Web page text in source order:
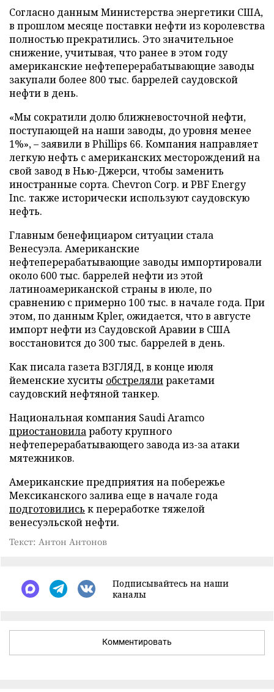
Согласно данным Министерства энергетики США,
в прошлом месяце поставки нефти из королевства
полностью прекратились. Это значительное
снижение, учитывая, что ранее в этом году
американские нефтеперерабатывающие заводы
закупали более 800 тыс. баррелей саудовской
нефти в день.
«Мы сократили долю ближневосточной нефти,
поступающей на наши заводы, до уровня менее
1%», – заявили в Phillips 66. Компания направляет
легкую нефть с американских месторождений на
свой завод в Нью-Джерси, чтобы заменить
иностранные сорта. Chevron Corp. и PBF Energy
Inc. также исторически используют саудовскую
нефть.
Главным бенефициаром ситуации стала
Венесуэла. Американские
нефтеперерабатывающие заводы импортировали
около 600 тыс. баррелей нефти из этой
латиноамериканской страны в июле, по
сравнению с примерно 100 тыс. в начале года. При
этом, по данным Kpler, ожидается, что в августе
импорт нефти из Саудовской Аравии в США
восстановится до 300 тыс. баррелей в день.
Как писала газета ВЗГЛЯД, в конце июля
йеменские хуситы обстрелялиракетами
саудовский нефтяной танкер.
Национальная компания Saudi Aramco
приостановилаработу крупного
нефтеперерабатывающего завода из-за атаки
мятежников.
Американские предприятия на побережье
Мексиканского залива еще в начале года
подготовились к переработке тяжелой
венесуэльской нефти.
Текст: Антон Антонов
Подписывайтесь на наши
каналы
Комментировать